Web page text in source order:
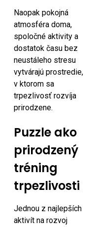
Naopak pokojná
atmosféra doma,
spoločné aktivity a
dostatok času bez
neustáleho stresu
vytvárajú prostredie,
v ktorom sa
trpezlivosť rozvíja
prirodzene.
Puzzle ako
prirodzený
tréning
trpezlivosti
Jednou z najlepších
aktivít na rozvoj